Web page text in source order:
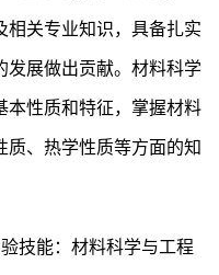
相关专业知识，具备扎实
发展做出贡献。材料科学
本性质和特征，掌握材料
质、热学性质等方面的知
技能：材料科学与工程